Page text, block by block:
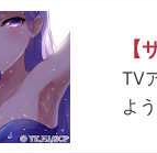
【
TV
よ